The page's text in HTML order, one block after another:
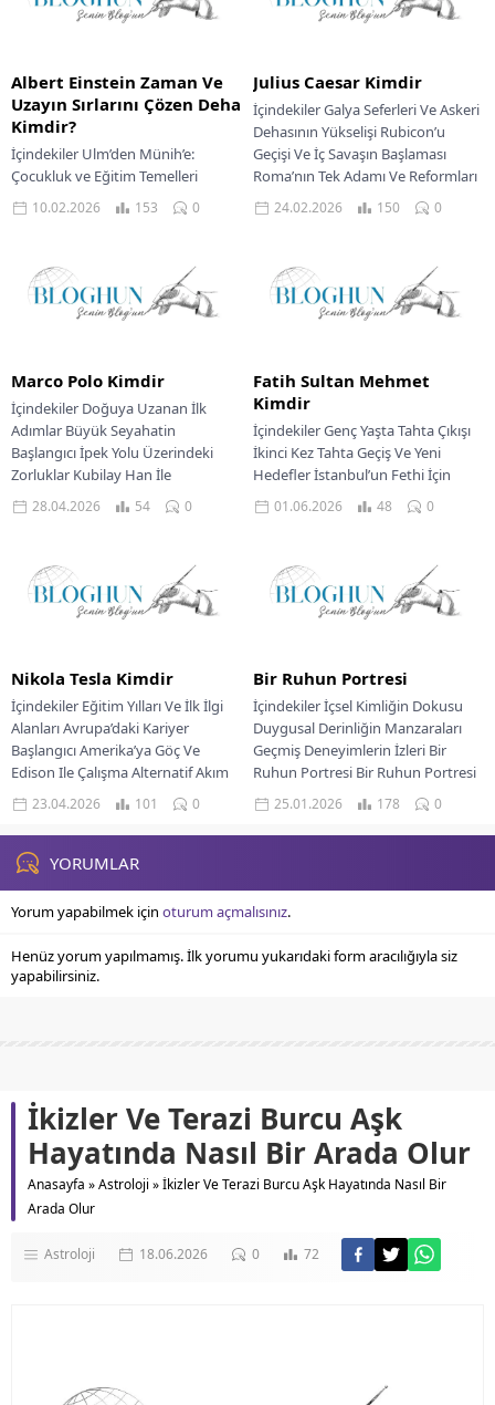
Albert Einstein Zaman Ve
Uzayın Sırlarını Çözen Deha
Kimdir?
İçindekiler Ulm’den Münih’e:
Çocukluk ve Eğitim Temelleri
Akademik Yolculuğun Başlangıcı ve
Zorluklar İsviçre Yılları: Lise ve
Ofisindeki...
10.02.2026 153 0
Julius Caesar Kimdir
İçindekiler Galya Seferleri Ve Askeri
Dehasının Yükselişi Rubicon’u
Geçişi Ve İç Savaşın Başlaması
Roma’nın Tek Adamı Ve Reformları
Mart İdeleri...
24.02.2026 150 0
Marco Polo Kimdir
İçindekiler Doğuya Uzanan İlk
Adımlar Büyük Seyahatin
Başlangıcı İpek Yolu Üzerindeki
Zorluklar Kubilay Han İle
Karşılaşma Moğol İmparatorluğu
Hizmetinde Yurda...
28.04.2026 54 0
Fatih Sultan Mehmet
Kimdir
İçindekiler Genç Yaşta Tahta Çıkışı
İkinci Kez Tahta Geçiş Ve Yeni
Hedefler İstanbul’un Fethi İçin
Hazırlıklar Tarihi Kuşatma Ve
Büyük...
01.06.2026 48 0
Nikola Tesla Kimdir
İçindekiler Eğitim Yılları Ve İlk İlgi
Alanları Avrupa’daki Kariyer
Başlangıcı Amerika’ya Göç Ve
Edison Ile Çalışma Alternatif Akım
Sistemlerinin Gelişimi...
23.04.2026 101 0
Bir Ruhun Portresi
İçindekiler İçsel Kimliğin Dokusu
Duygusal Derinliğin Manzaraları
Geçmiş Deneyimlerin İzleri Bir
Ruhun Portresi Bir Ruhun Portresi
Her insan yaşamı, sayısız...
25.01.2026 178 0
YORUMLAR
Yorum yapabilmek için oturum açmalısınız.
Henüz yorum yapılmamış. İlk yorumu yukarıdaki form aracılığıyla siz
yapabilirsiniz.
İkizler Ve Terazi Burcu Aşk
Hayatında Nasıl Bir Arada Olur
Anasayfa »Astroloji »İkizler Ve Terazi Burcu Aşk Hayatında Nasıl Bir
Arada Olur
Astroloji 18.06.2026 0 72